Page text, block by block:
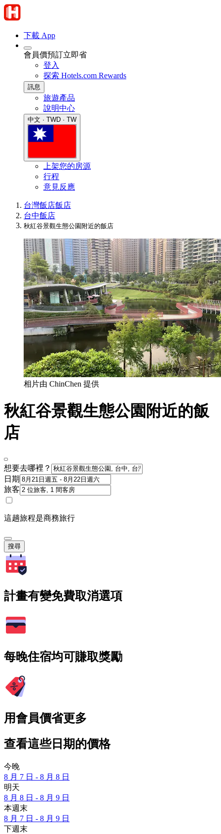
下載 App
會員價預訂立即省
登入
探索 Hotels.com Rewards
訊息
旅遊產品
說明中心
中文 · TWD · TW
上架您的房源
行程
意見反應
台灣飯店飯店
台中飯店
秋紅谷景觀生態公園附近的飯店
相片由 ChinChen 提供
秋紅谷景觀生態公園附近的飯
店
想要去哪裡？
日期
旅客
這趟旅程是商務旅行
搜尋
計畫有變免費取消選項
每晚住宿均可賺取獎勵
用會員價省更多
查看這些日期的價格
今晚
8 月 7 日 - 8 月 8 日
明天
8 月 8 日 - 8 月 9 日
本週末
8 月 7 日 - 8 月 9 日
下週末